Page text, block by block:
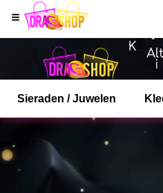
Sieraden / Juwelen
Open Safari menu.
of klik de safari knop
en klik